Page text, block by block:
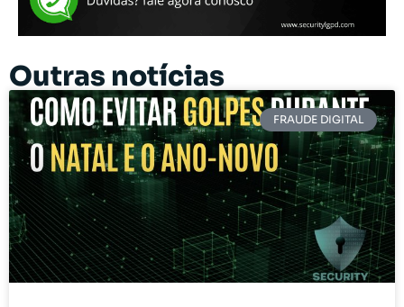
Outras notícias
FRAUDE DIGITAL